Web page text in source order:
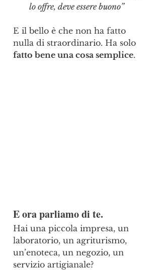
lo offre, deve essere buono”
E il bello è che non ha fatto
nulla di straordinario. Ha solo
fatto bene una cosa semplice.
E ora parliamo di te.
Hai una piccola impresa, un
laboratorio, un agriturismo,
un’enoteca, un negozio, un
servizio artigianale?